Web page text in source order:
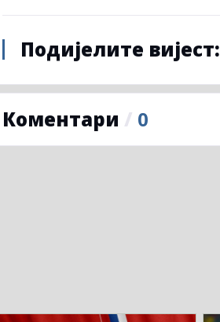
Подијелите вијест:
Коментари / 0